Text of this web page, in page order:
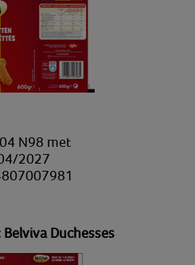
N98 met
2027
Duchesses